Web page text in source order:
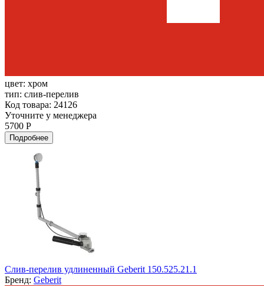
цвет: хром
тип: слив-перелив
Код товара: 24126
Уточните у менеджера
5700 Р
Подробнее
Слив-перелив удлиненный Geberit 150.525.21.1
Бренд: Geberit